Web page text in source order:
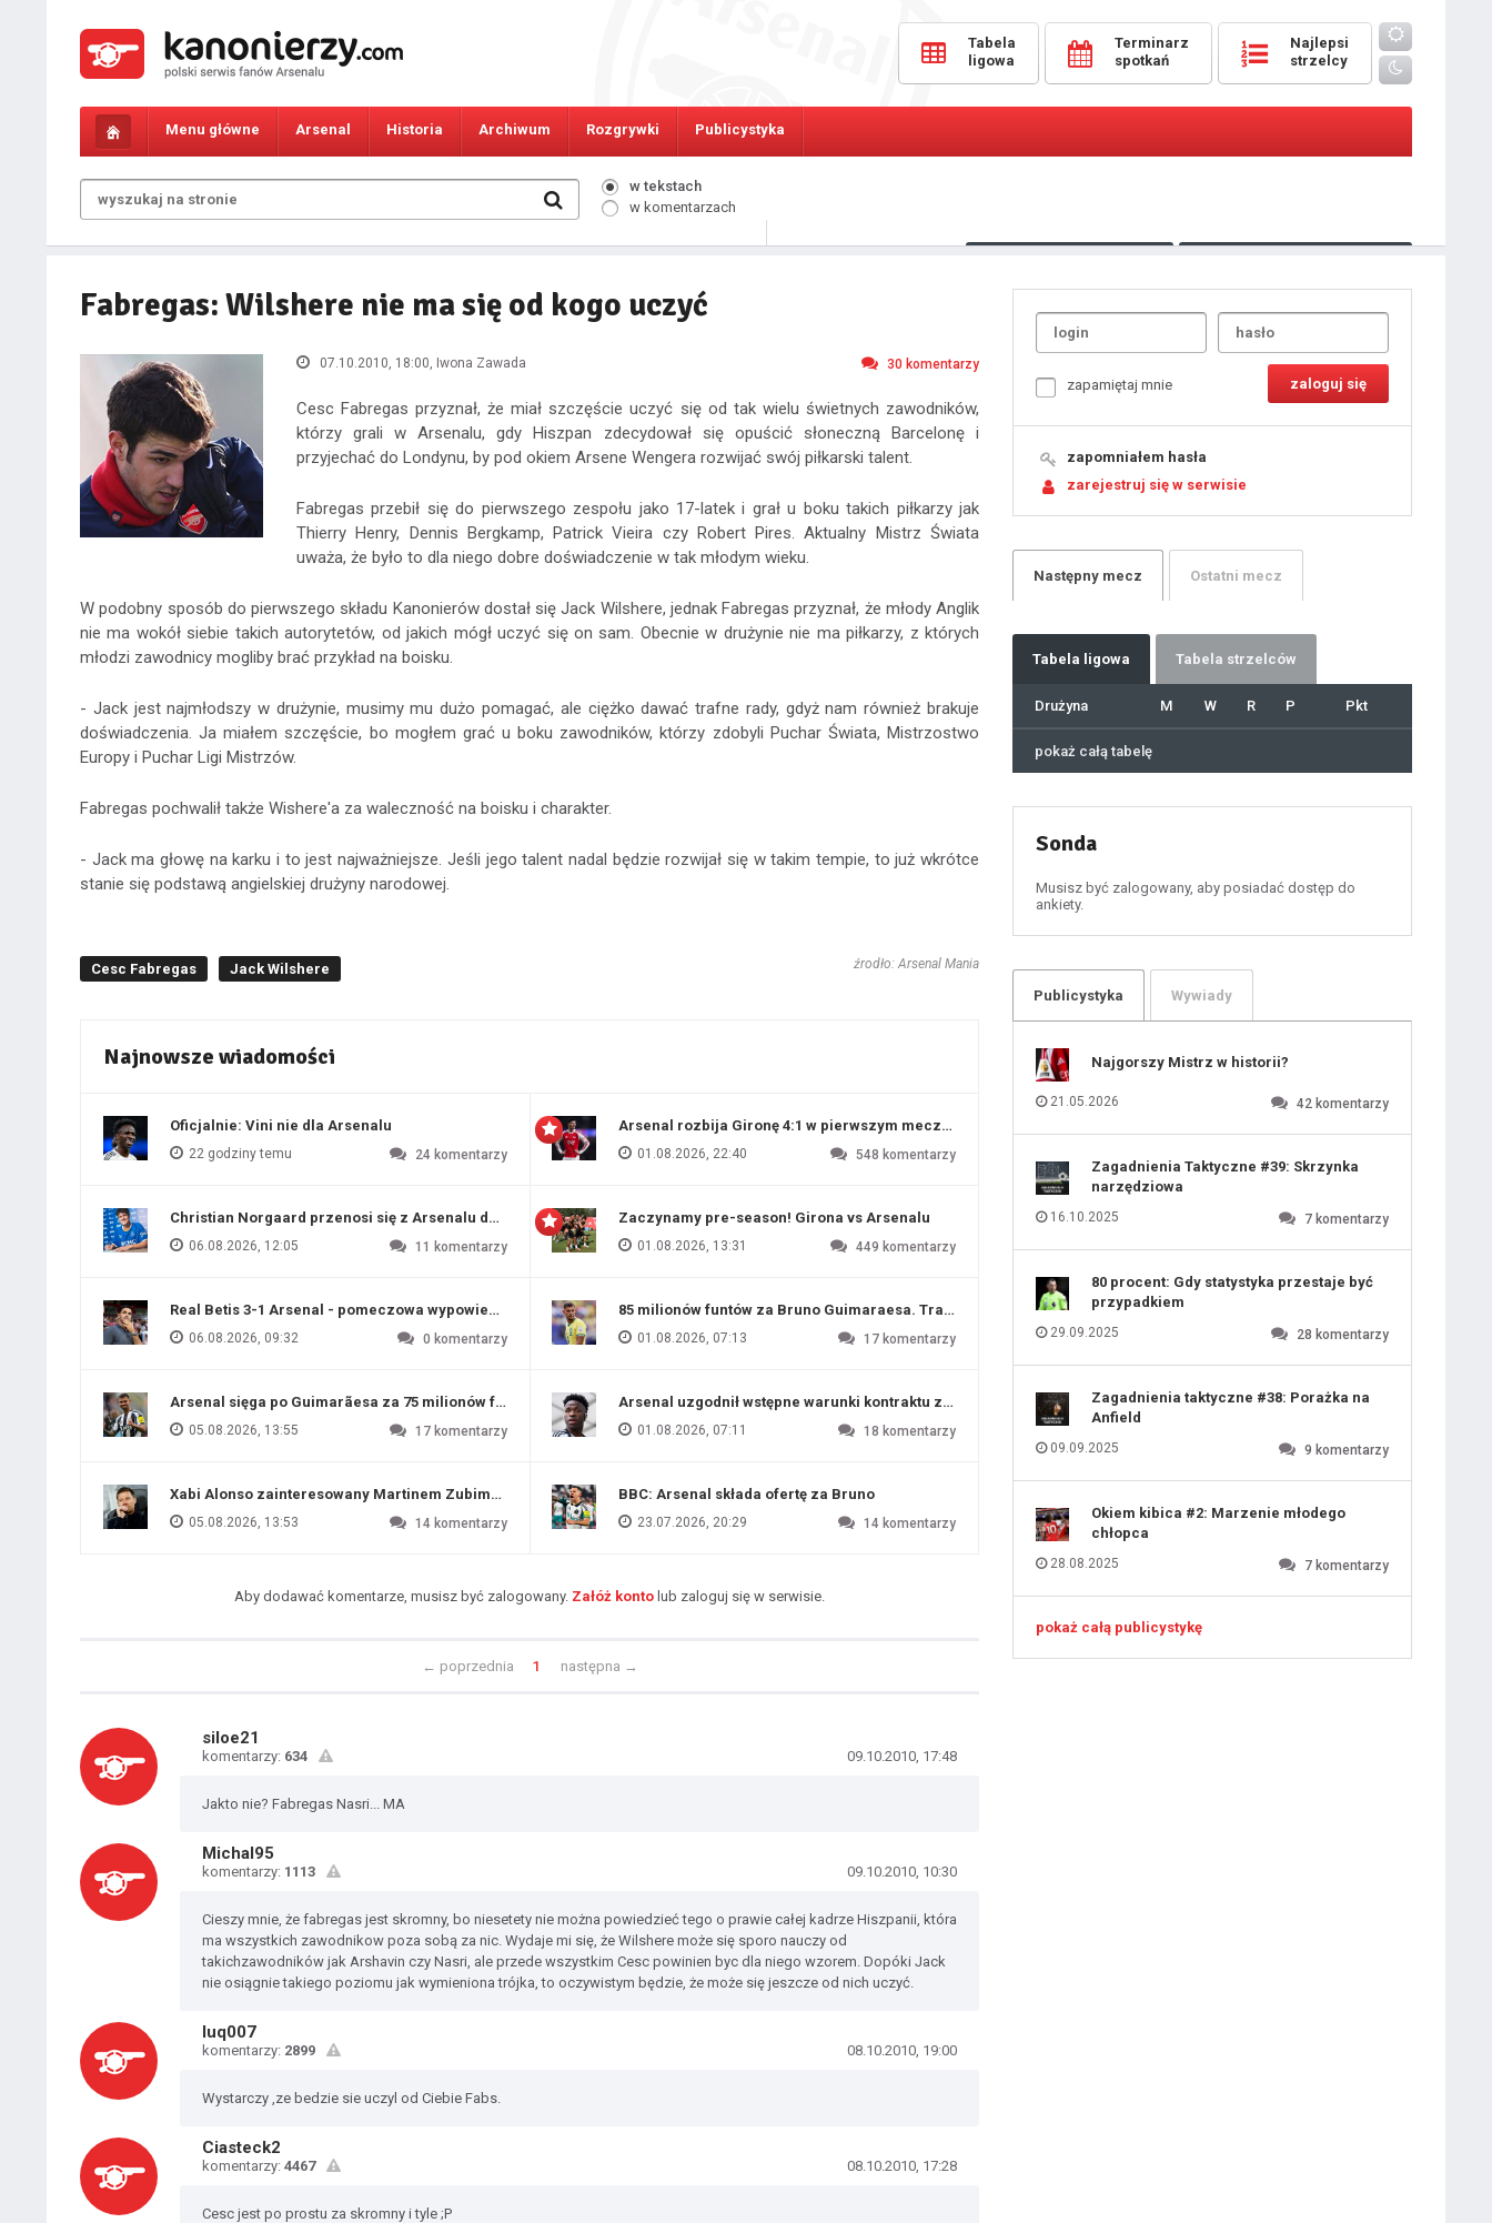
Tabela
ligowa
Terminarz
spotkań
Najlepsi
strzelcy
Menu główne Arsenal Historia Archiwum Rozgrywki Publicystyka
w tekstach
w komentarzach
Fabregas: Wilshere nie ma się od kogo uczyć
07.10.2010, 18:00, Iwona Zawada 30 komentarzy
Cesc Fabregas przyznał, że miał szczęście uczyć się od tak wielu świetnych zawodników,
którzy grali w Arsenalu, gdy Hiszpan zdecydował się opuścić słoneczną Barcelonę i
przyjechać do Londynu, by pod okiem Arsene Wengera rozwijać swój piłkarski talent.
Fabregas przebił się do pierwszego zespołu jako 17-latek i grał u boku takich piłkarzy jak
Thierry Henry, Dennis Bergkamp, Patrick Vieira czy Robert Pires. Aktualny Mistrz Świata
uważa, że było to dla niego dobre doświadczenie w tak młodym wieku.
W podobny sposób do pierwszego składu Kanonierów dostał się Jack Wilshere, jednak Fabregas przyznał, że młody Anglik
nie ma wokół siebie takich autorytetów, od jakich mógł uczyć się on sam. Obecnie w drużynie nie ma piłkarzy, z których
młodzi zawodnicy mogliby brać przykład na boisku.
- Jack jest najmłodszy w drużynie, musimy mu dużo pomagać, ale ciężko dawać trafne rady, gdyż nam również brakuje
doświadczenia. Ja miałem szczęście, bo mogłem grać u boku zawodników, którzy zdobyli Puchar Świata, Mistrzostwo
Europy i Puchar Ligi Mistrzów.
Fabregas pochwalił także Wishere'a za waleczność na boisku i charakter.
- Jack ma głowę na karku i to jest najważniejsze. Jeśli jego talent nadal będzie rozwijał się w takim tempie, to już wkrótce
stanie się podstawą angielskiej drużyny narodowej.
Cesc Fabregas Jack Wilshere źrodło: Arsenal Mania
Najnowsze wiadomości
Oficjalnie: Vini nie dla Arsenalu
22 godziny temu 24 komentarzy
Christian Norgaard przenosi się z Arsenalu do Evertonu
06.08.2026, 12:05 11 komentarzy
Real Betis 3-1 Arsenal - pomeczowa wypowiedź Artety
06.08.2026, 09:32 0 komentarzy
Arsenal sięga po Guimarãesa za 75 milionów funtów
05.08.2026, 13:55 17 komentarzy
Xabi Alonso zainteresowany Martinem Zubimendim
05.08.2026, 13:53 14 komentarzy
Arsenal rozbija Gironę 4:1 w pierwszym meczu przygotowawczym
01.08.2026, 22:40 548 komentarzy
Zaczynamy pre-season! Girona vs Arsenalu
01.08.2026, 13:31 449 komentarzy
85 milionów funtów za Bruno Guimaraesa. Transfer na ostatniej prostej
01.08.2026, 07:13 17 komentarzy
Arsenal uzgodnił wstępne warunki kontraktu z Viniciusem Juniorem?
01.08.2026, 07:11 18 komentarzy
BBC: Arsenal składa ofertę za Bruno
23.07.2026, 20:29 14 komentarzy
Aby dodawać komentarze, musisz być zalogowany. Załóż konto lub zaloguj się w serwisie.
← poprzednia 1 następna →
siloe21
komentarzy: 634 09.10.2010, 17:48
Jakto nie? Fabregas Nasri... MA
Michal95
komentarzy: 1113 09.10.2010, 10:30
Cieszy mnie, że fabregas jest skromny, bo niesetety nie można powiedzieć tego o prawie całej kadrze Hiszpanii, która
ma wszystkich zawodnikow poza sobą za nic. Wydaje mi się, że Wilshere może się sporo nauczy od
takichzawodników jak Arshavin czy Nasri, ale przede wszystkim Cesc powinien byc dla niego wzorem. Dopóki Jack
nie osiągnie takiego poziomu jak wymieniona trójka, to oczywistym będzie, że może się jeszcze od nich uczyć.
luq007
komentarzy: 2899 08.10.2010, 19:00
Wystarczy ,ze bedzie sie uczyl od Ciebie Fabs.
Ciasteck2
komentarzy: 4467 08.10.2010, 17:28
Cesc jest po prostu za skromny i tyle ;P
zapamiętaj mnie
zapomniałem hasła
zarejestruj się w serwisie
Następny mecz Ostatni mecz
Tabela ligowa Tabela strzelców
Drużyna M W R P Pkt
pokaż całą tabelę
Sonda
Musisz być zalogowany, aby posiadać dostęp do
ankiety.
Publicystyka Wywiady
Najgorszy Mistrz w historii?
21.05.2026 42 komentarzy
Zagadnienia Taktyczne #39: Skrzynka
narzędziowa
16.10.2025 7 komentarzy
80 procent: Gdy statystyka przestaje być
przypadkiem
29.09.2025 28 komentarzy
Zagadnienia taktyczne #38: Porażka na
Anfield
09.09.2025 9 komentarzy
Okiem kibica #2: Marzenie młodego
chłopca
28.08.2025 7 komentarzy
pokaż całą publicystykę